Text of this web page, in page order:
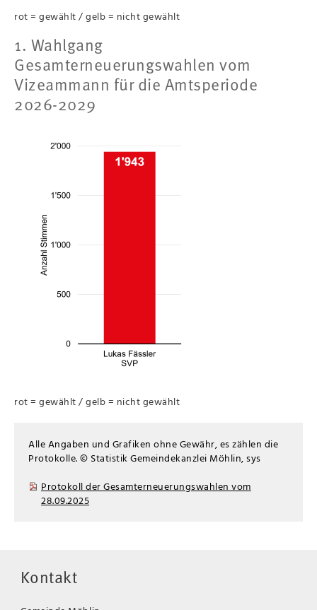
rot = gewählt / gelb = nicht gewählt
1. Wahlgang
Gesamterneuerungswahlen vom
Vizeammann für die Amtsperiode
2026-2029
rot = gewählt / gelb = nicht gewählt
Alle Angaben und Grafiken ohne Gewähr, es zählen die
Protokolle. © Statistik Gemeindekanzlei Möhlin, sys
Protokoll der Gesamterneuerungswahlen vom
28.09.2025
Kontakt